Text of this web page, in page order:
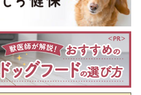
らしてきたけれど、まだまだわからないこ
いっぱいのマロたんです。フードを食べ
ん、バラマキ方式も試してみてください